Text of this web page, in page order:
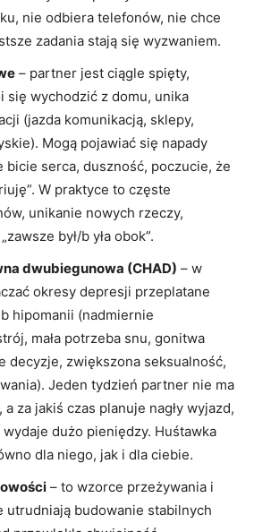
nie odbiera telefonów, nie chce
zadania stają się wyzwaniem.
– partner jest ciągle spięty,
się wychodzić z domu, unika
(jazda komunikacją, sklepy,
Mogą pojawiać się napady
bicie serca, duszność, poczucie, że
W praktyce to częste
unikanie nowych rzeczy,
był/b yła obok”.
dwubiegunowa (CHAD) – w
okresy depresji przeplatane
hipomanii (nadmiernie
mała potrzeba snu, gonitwa
decyzje, zwiększona seksualność,
Jeden tydzień partner nie ma
a za jakiś czas planuje nagły wyjazd,
dużo pieniędzy. Huśtawka
dla niego, jak i dla ciebie.
– to wzorce przeżywania i
utrudniają budowanie stabilnych